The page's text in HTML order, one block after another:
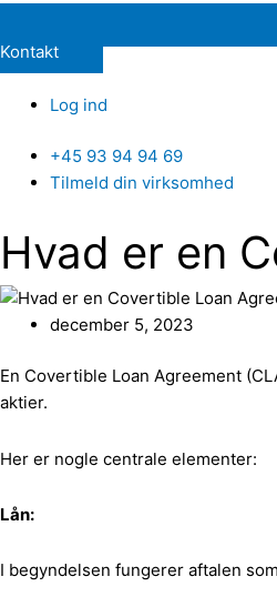
Kontakt
Log ind
+45 93 94 94 69
Tilmeld din virksomhed
Hvad er en
december 5, 2023
En Covertible Loan Agreement
aktier.
Her er nogle centrale elementer:
Lån:
I begyndelsen fungerer aftalen